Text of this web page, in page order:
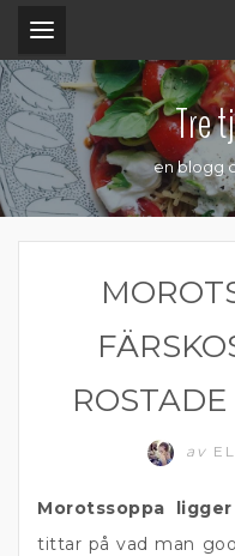
Tre
en blogg
av
Morotssoppa
tittar på vad man